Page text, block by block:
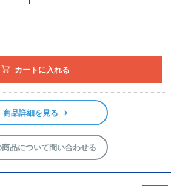
カートに入れる
商品詳細を見る
商品について問い合わせる